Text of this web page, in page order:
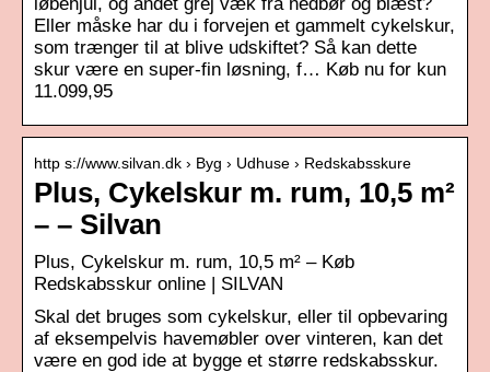
Eller måske har du i forvejen et gammelt cykelskur,
som trænger til at blive udskiftet? Så kan dette
skur være en super-fin løsning, f… Køb nu for kun
11.099,95
http s://www.silvan.dk › Byg › Udhuse › Redskabsskure
Plus, Cykelskur m. rum, 10,5 m²
– – Silvan
Plus, Cykelskur m. rum, 10,5 m² – Køb
Redskabsskur online | SILVAN
Skal det bruges som cykelskur, eller til opbevaring
af eksempelvis havemøbler over vinteren, kan det
være en god ide at bygge et større redskabsskur.